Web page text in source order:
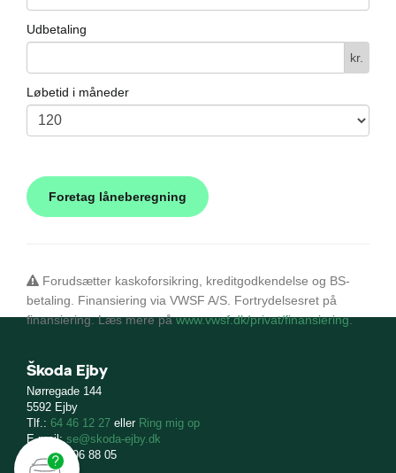
Udbetaling
kr.
Løbetid i måneder
Forudsætter kaskoforsikring, kreditgodkendelse og BS-
betaling. Finansiering via VWSF A/S. Fortrydelsesret på
finansiering. Læs mere påwww.vwsf.dk/privat/finansiering.
Škoda Ejby
Nørregade 144
5592 Ejby
Tlf.: 64 46 12 27 eller Ring mig op
E-mail:se@skoda-ejby.dk
CVR: 11 96 88 05